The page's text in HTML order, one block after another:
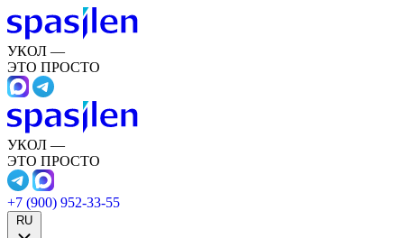
УКОЛ —
ЭТО ПРОСТО
УКОЛ —
ЭТО ПРОСТО
+7 (900) 952-33-55
RU